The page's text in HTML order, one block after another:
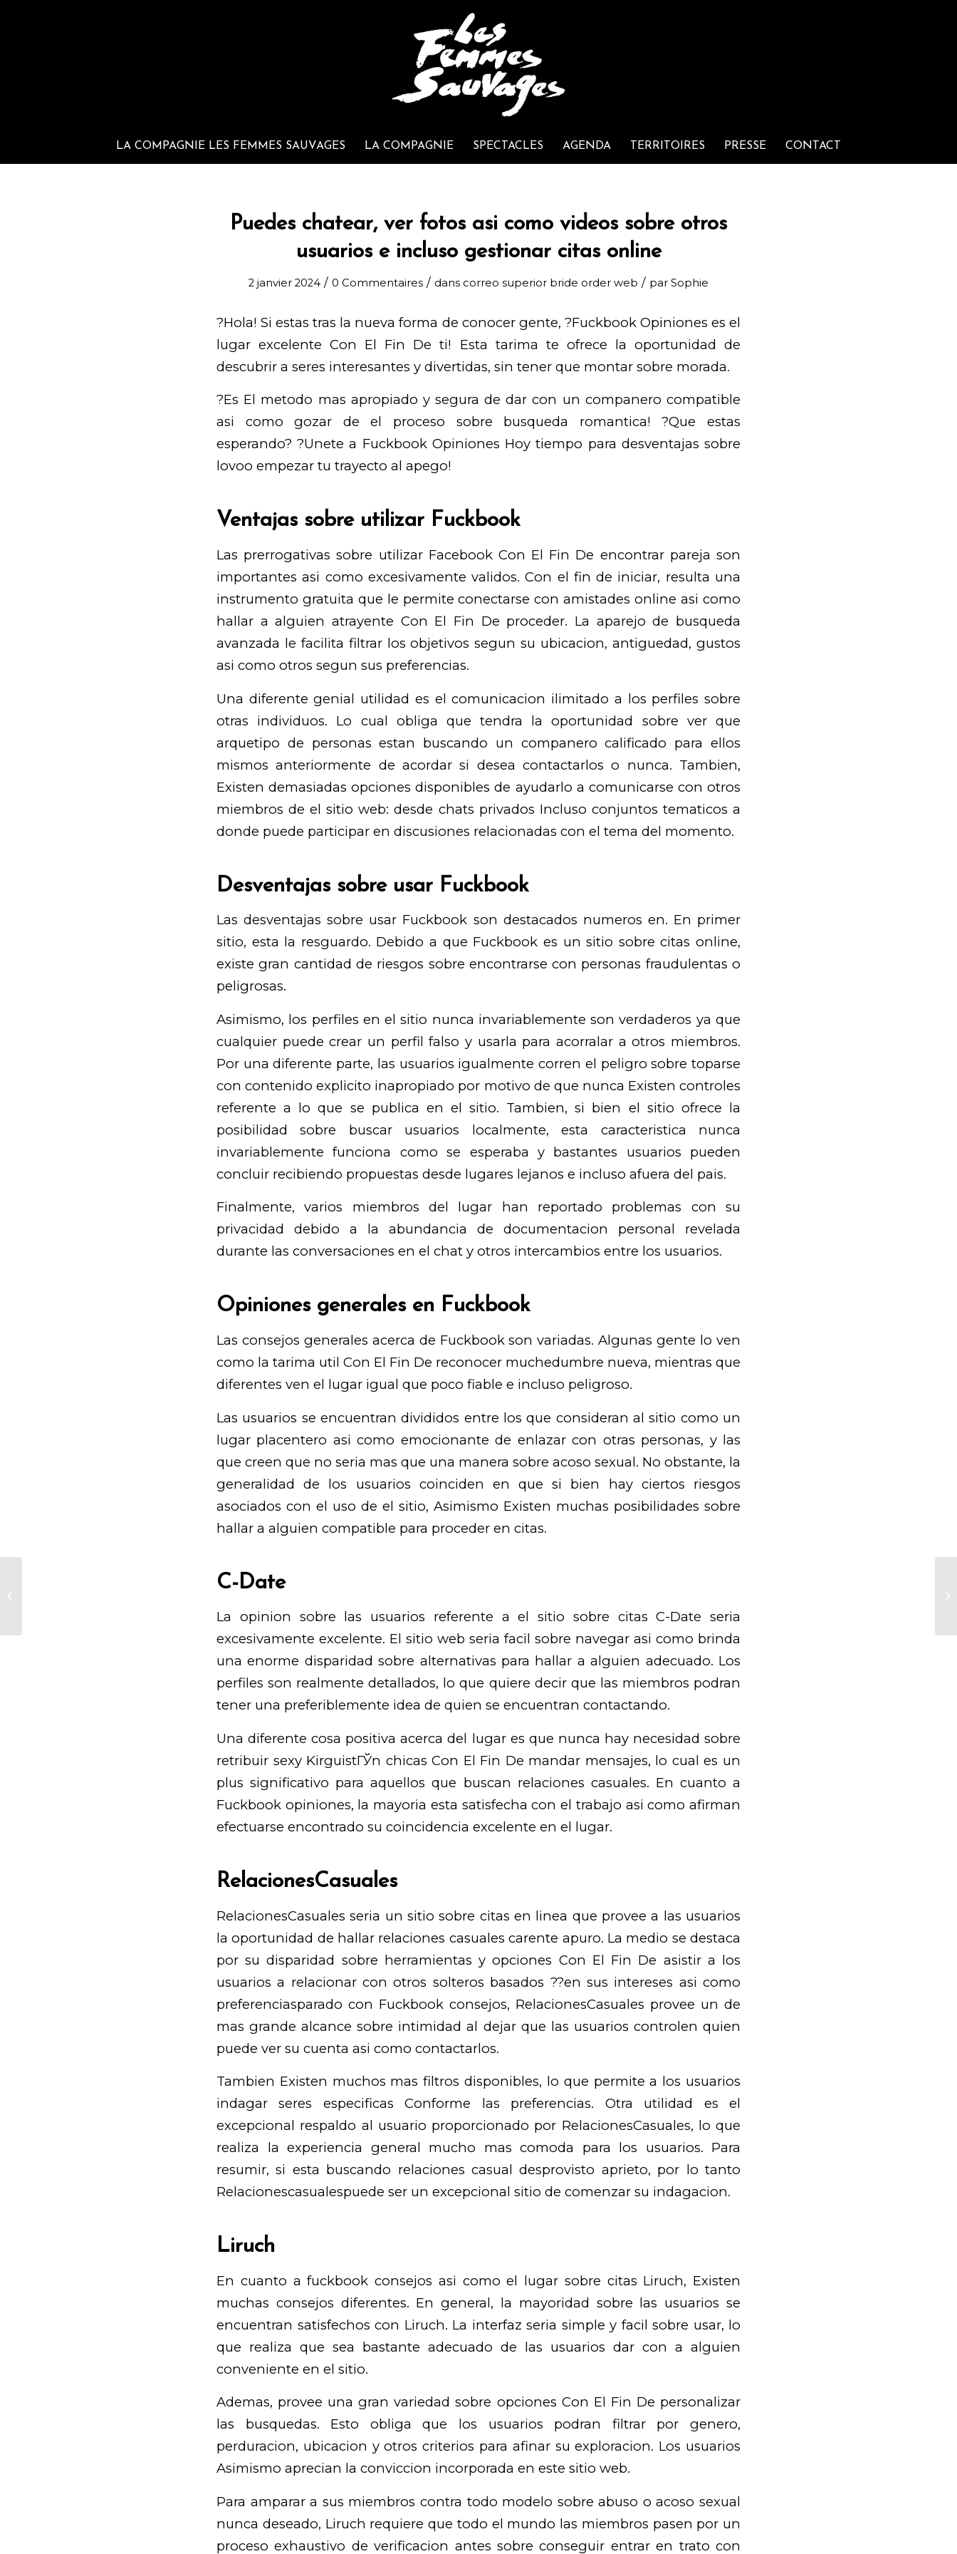
LA COMPAGNIE LES FEMMES SAUVAGES LA COMPAGNIE SPECTACLES AGENDA TERRITOIRES PRESSE CONTACT
Puedes chatear, ver fotos asi­ como videos sobre otros
usuarios e incluso gestionar citas online
2 janvier 2024 / 0 Commentaires / dans correo superior bride order web / par Sophie
?Hola! Si estas tras la nueva forma de conocer gente, ?Fuckbook Opiniones es el
lugar excelente Con El Fin De ti! Esta tarima te ofrece la oportunidad de
descubrir a seres interesantes y divertidas, sin tener que montar sobre morada.
?Es El metodo mas apropiado y segura de dar con un companero compatible
asi­ como gozar de el proceso sobre busqueda romantica! ?Que estas
esperando? ?Unete a Fuckbook Opiniones Hoy tiempo para desventajas sobre
lovoo empezar tu trayecto al apego!
Ventajas sobre utilizar Fuckbook
Las prerrogativas sobre utilizar Facebook Con El Fin De encontrar pareja son
importantes asi­ como excesivamente validos. Con el fin de iniciar, resulta una
instrumento gratuita que le permite conectarse con amistades online asi­ como
hallar a alguien atrayente Con El Fin De proceder. La aparejo de busqueda
avanzada le facilita filtrar los objetivos segun su ubicacion, antiguedad, gustos
asi­ como otros segun sus preferencias.
Una diferente genial utilidad es el comunicacion ilimitado a los perfiles sobre
otras individuos. Lo cual obliga que tendra la oportunidad sobre ver que
arquetipo de personas estan buscando un companero calificado para ellos
mismos anteriormente de acordar si desea contactarlos o nunca. Tambien,
Existen demasiadas opciones disponibles de ayudarlo a comunicarse con otros
miembros de el sitio web: desde chats privados Incluso conjuntos tematicos a
donde puede participar en discusiones relacionadas con el tema del momento.
Desventajas sobre usar Fuckbook
Las desventajas sobre usar Fuckbook son destacados numeros en. En primer
sitio, esta la resguardo. Debido a que Fuckbook es un sitio sobre citas online,
existe gran cantidad de riesgos sobre encontrarse con personas fraudulentas o
peligrosas.
Asimismo, los perfiles en el sitio nunca invariablemente son verdaderos ya que
cualquier puede crear un perfil falso y usarla para acorralar a otros miembros.
Por una diferente parte, las usuarios igualmente corren el peligro sobre toparse
con contenido explicito inapropiado por motivo de que nunca Existen controles
referente a lo que se publica en el sitio. Tambien, si bien el sitio ofrece la
posibilidad sobre buscar usuarios localmente, esta caracteristica nunca
invariablemente funciona como se esperaba y bastantes usuarios pueden
concluir recibiendo propuestas desde lugares lejanos e incluso afuera del pais.
Finalmente, varios miembros del lugar han reportado problemas con su
privacidad debido a la abundancia de documentacion personal revelada
durante las conversaciones en el chat y otros intercambios entre los usuarios.
Opiniones generales en Fuckbook
Las consejos generales acerca de Fuckbook son variadas. Algunas gente lo ven
como la tarima util Con El Fin De reconocer muchedumbre nueva, mientras que
diferentes ven el lugar igual que poco fiable e incluso peligroso.
Las usuarios se encuentran divididos entre los que consideran al sitio como un
lugar placentero asi­ como emocionante de enlazar con otras personas, y las
que creen que no seri­a mas que una manera sobre acoso sexual. No obstante, la
generalidad de los usuarios coinciden en que si bien hay ciertos riesgos
asociados con el uso de el sitio, Asimismo Existen muchas posibilidades sobre
hallar a alguien compatible para proceder en citas.
C-Date
La opinion sobre las usuarios referente a el sitio sobre citas C-Date seri­a
excesivamente excelente. El sitio web seri­a facil sobre navegar asi­ como brinda
una enorme disparidad sobre alternativas para hallar a alguien adecuado. Los
perfiles son realmente detallados, lo que quiere decir que las miembros podran
tener una preferiblemente idea de quien se encuentran contactando.
Una diferente cosa positiva acerca del lugar es que nunca hay necesidad sobre
retribuir sexy KirguistГЎn chicas Con El Fin De mandar mensajes, lo cual es un
plus significativo para aquellos que buscan relaciones casuales. En cuanto a
Fuckbook opiniones, la mayoria esta satisfecha con el trabajo asi­ como afirman
efectuarse encontrado su coincidencia excelente en el lugar.
RelacionesCasuales
RelacionesCasuales seri­a un sitio sobre citas en linea que provee a las usuarios
la oportunidad de hallar relaciones casuales carente apuro. La medio se destaca
por su disparidad sobre herramientas y opciones Con El Fin De asistir a los
usuarios a relacionar con otros solteros basados ??en sus intereses asi­ como
preferenciasparado con Fuckbook consejos, RelacionesCasuales provee un de
mas grande alcance sobre intimidad al dejar que las usuarios controlen quien
puede ver su cuenta asi­ como contactarlos.
Tambien Existen muchos mas filtros disponibles, lo que permite a los usuarios
indagar seres especificas Conforme las preferencias. Otra utilidad es el
excepcional respaldo al usuario proporcionado por RelacionesCasuales, lo que
realiza la experiencia general mucho mas comoda para los usuarios. Para
resumir, si esta buscando relaciones casual desprovisto aprieto, por lo tanto
Relacionescasualespuede ser un excepcional sitio de comenzar su indagacion.
Liruch
En cuanto a fuckbook consejos asi­ como el lugar sobre citas Liruch, Existen
muchas consejos diferentes. En general, la mayoridad sobre las usuarios se
encuentran satisfechos con Liruch. La interfaz seri­a simple y facil sobre usar, lo
que realiza que sea bastante adecuado de las usuarios dar con a alguien
conveniente en el sitio.
Ademas, provee una gran variedad sobre opciones Con El Fin De personalizar
las busquedas. Esto obliga que los usuarios podran filtrar por genero,
perduracion, ubicacion y otros criterios para afinar su exploracion. Los usuarios
Asimismo aprecian la conviccion incorporada en este sitio web.
Para amparar a sus miembros contra todo modelo sobre abuso o acoso sexual
nunca deseado, Liruch requiere que todo el mundo las miembros pasen por un
proceso exhaustivo de verificacion antes sobre conseguir entrar en trato con